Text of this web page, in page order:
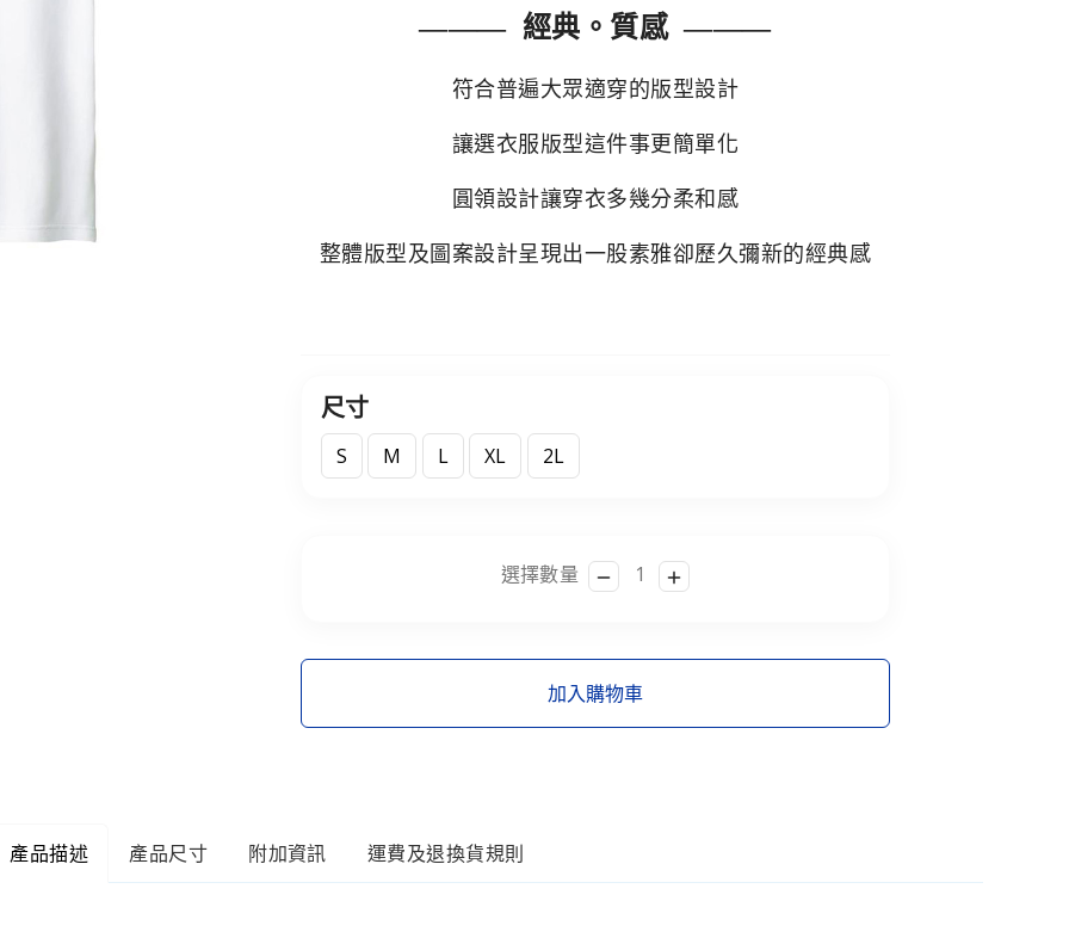
——— 經典。質感 ———
符合普遍大眾適穿的版型設計
讓選衣服版型這件事更簡單化
圓領設計讓穿衣多幾分柔和感
整體版型及圖案設計呈現出一股素雅卻歷久彌新的經典感
尺寸
S M L XL 2L
選擇數量
加入購物車
產品描述 產品尺寸 附加資訊 運費及退換貨規則